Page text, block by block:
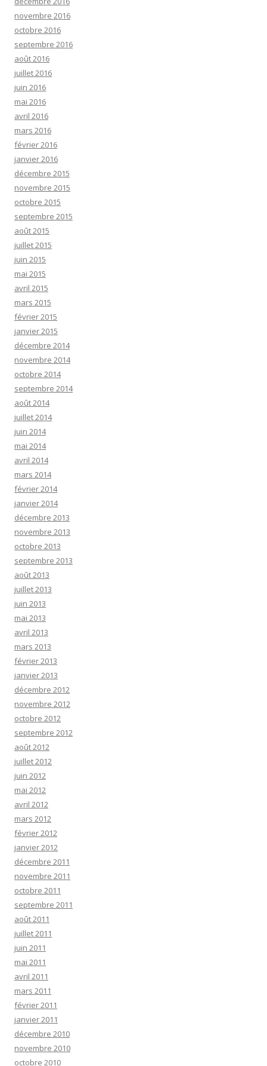
novembre 2016
octobre 2016
septembre 2016
août 2016
juillet 2016
juin 2016
mai 2016
avril 2016
mars 2016
février 2016
janvier 2016
décembre 2015
novembre 2015
octobre 2015
septembre 2015
août 2015
juillet 2015
juin 2015
mai 2015
avril 2015
mars 2015
février 2015
janvier 2015
décembre 2014
novembre 2014
octobre 2014
septembre 2014
août 2014
juillet 2014
juin 2014
mai 2014
avril 2014
mars 2014
février 2014
janvier 2014
décembre 2013
novembre 2013
octobre 2013
septembre 2013
août 2013
juillet 2013
juin 2013
mai 2013
avril 2013
mars 2013
février 2013
janvier 2013
décembre 2012
novembre 2012
octobre 2012
septembre 2012
août 2012
juillet 2012
juin 2012
mai 2012
avril 2012
mars 2012
février 2012
janvier 2012
décembre 2011
novembre 2011
octobre 2011
septembre 2011
août 2011
juillet 2011
juin 2011
mai 2011
avril 2011
mars 2011
février 2011
janvier 2011
décembre 2010
novembre 2010
octobre 2010